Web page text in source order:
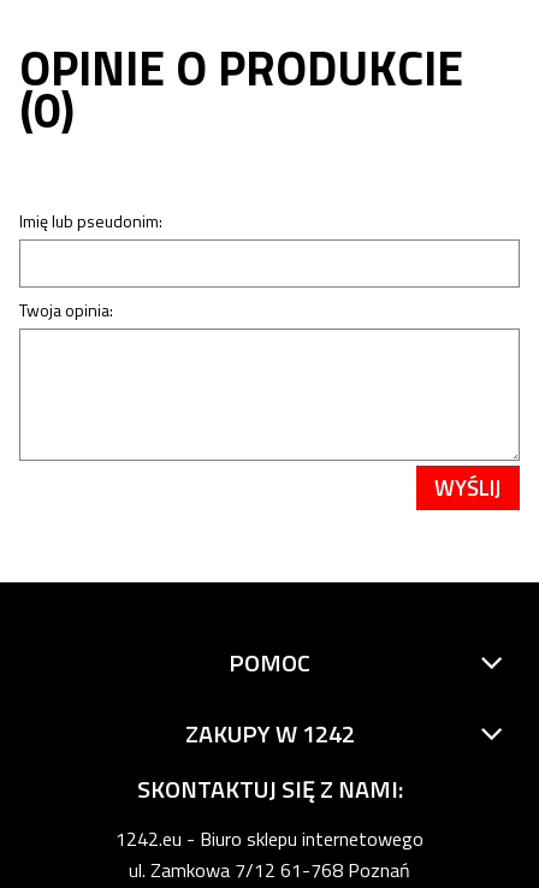
OPINIE O PRODUKCIE
(0)
Imię lub pseudonim:
Twoja opinia:
WYŚLIJ
POMOC
ZAKUPY W 1242
SKONTAKTUJ SIĘ Z NAMI:
1242.eu - Biuro sklepu internetowego
ul. Zamkowa 7/12 61-768 Poznań